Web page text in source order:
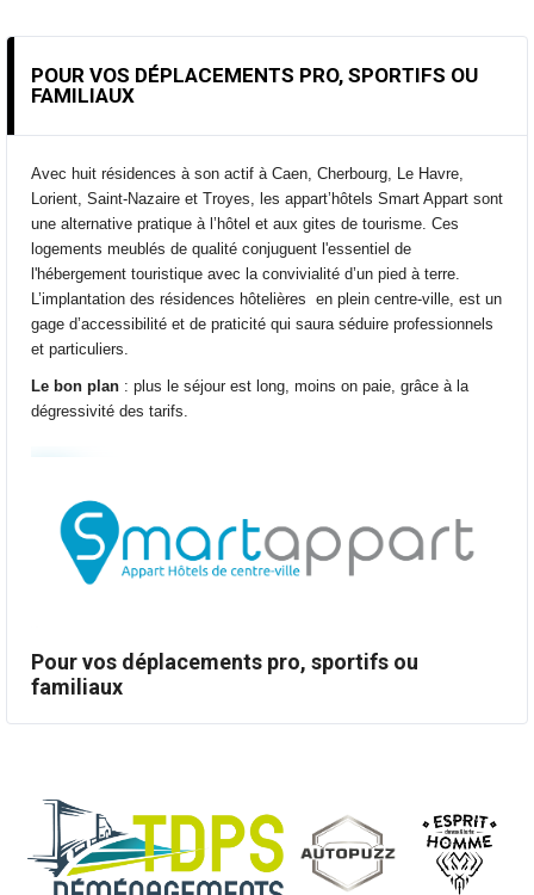
POUR VOS DÉPLACEMENTS PRO, SPORTIFS OU
FAMILIAUX
Avec huit résidences à son actif à Caen, Cherbourg, Le Havre,
Lorient, Saint-Nazaire et Troyes, les appart’hôtels Smart Appart sont
une alternative pratique à l’hôtel et aux gites de tourisme. Ces
logements meublés de qualité conjuguent l'essentiel de
l'hébergement touristique avec la convivialité d’un pied à terre.
L’implantation des résidences hôtelières en plein centre-ville, est un
gage d’accessibilité et de praticité qui saura séduire professionnels
et particuliers.
Le bon plan : plus le séjour est long, moins on paie, grâce à la
dégressivité des tarifs.
Pour vos déplacements pro, sportifs ou
familiaux